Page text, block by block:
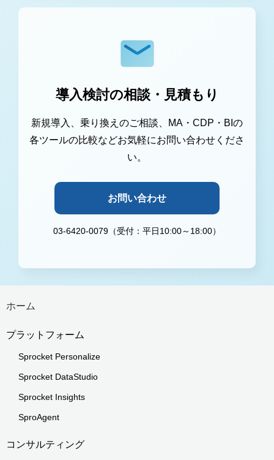
導入検討の相談・見積もり
新規導入、乗り換えのご相談、MA・CDP・BIの
各ツールの比較などお気軽にお問い合わせくださ
い。
お問い合わせ
03-6420-0079（受付：平日10:00～18:00）
ホーム
プラットフォーム
Sprocket Personalize
Sprocket DataStudio
Sprocket Insights
SproAgent
コンサルティング